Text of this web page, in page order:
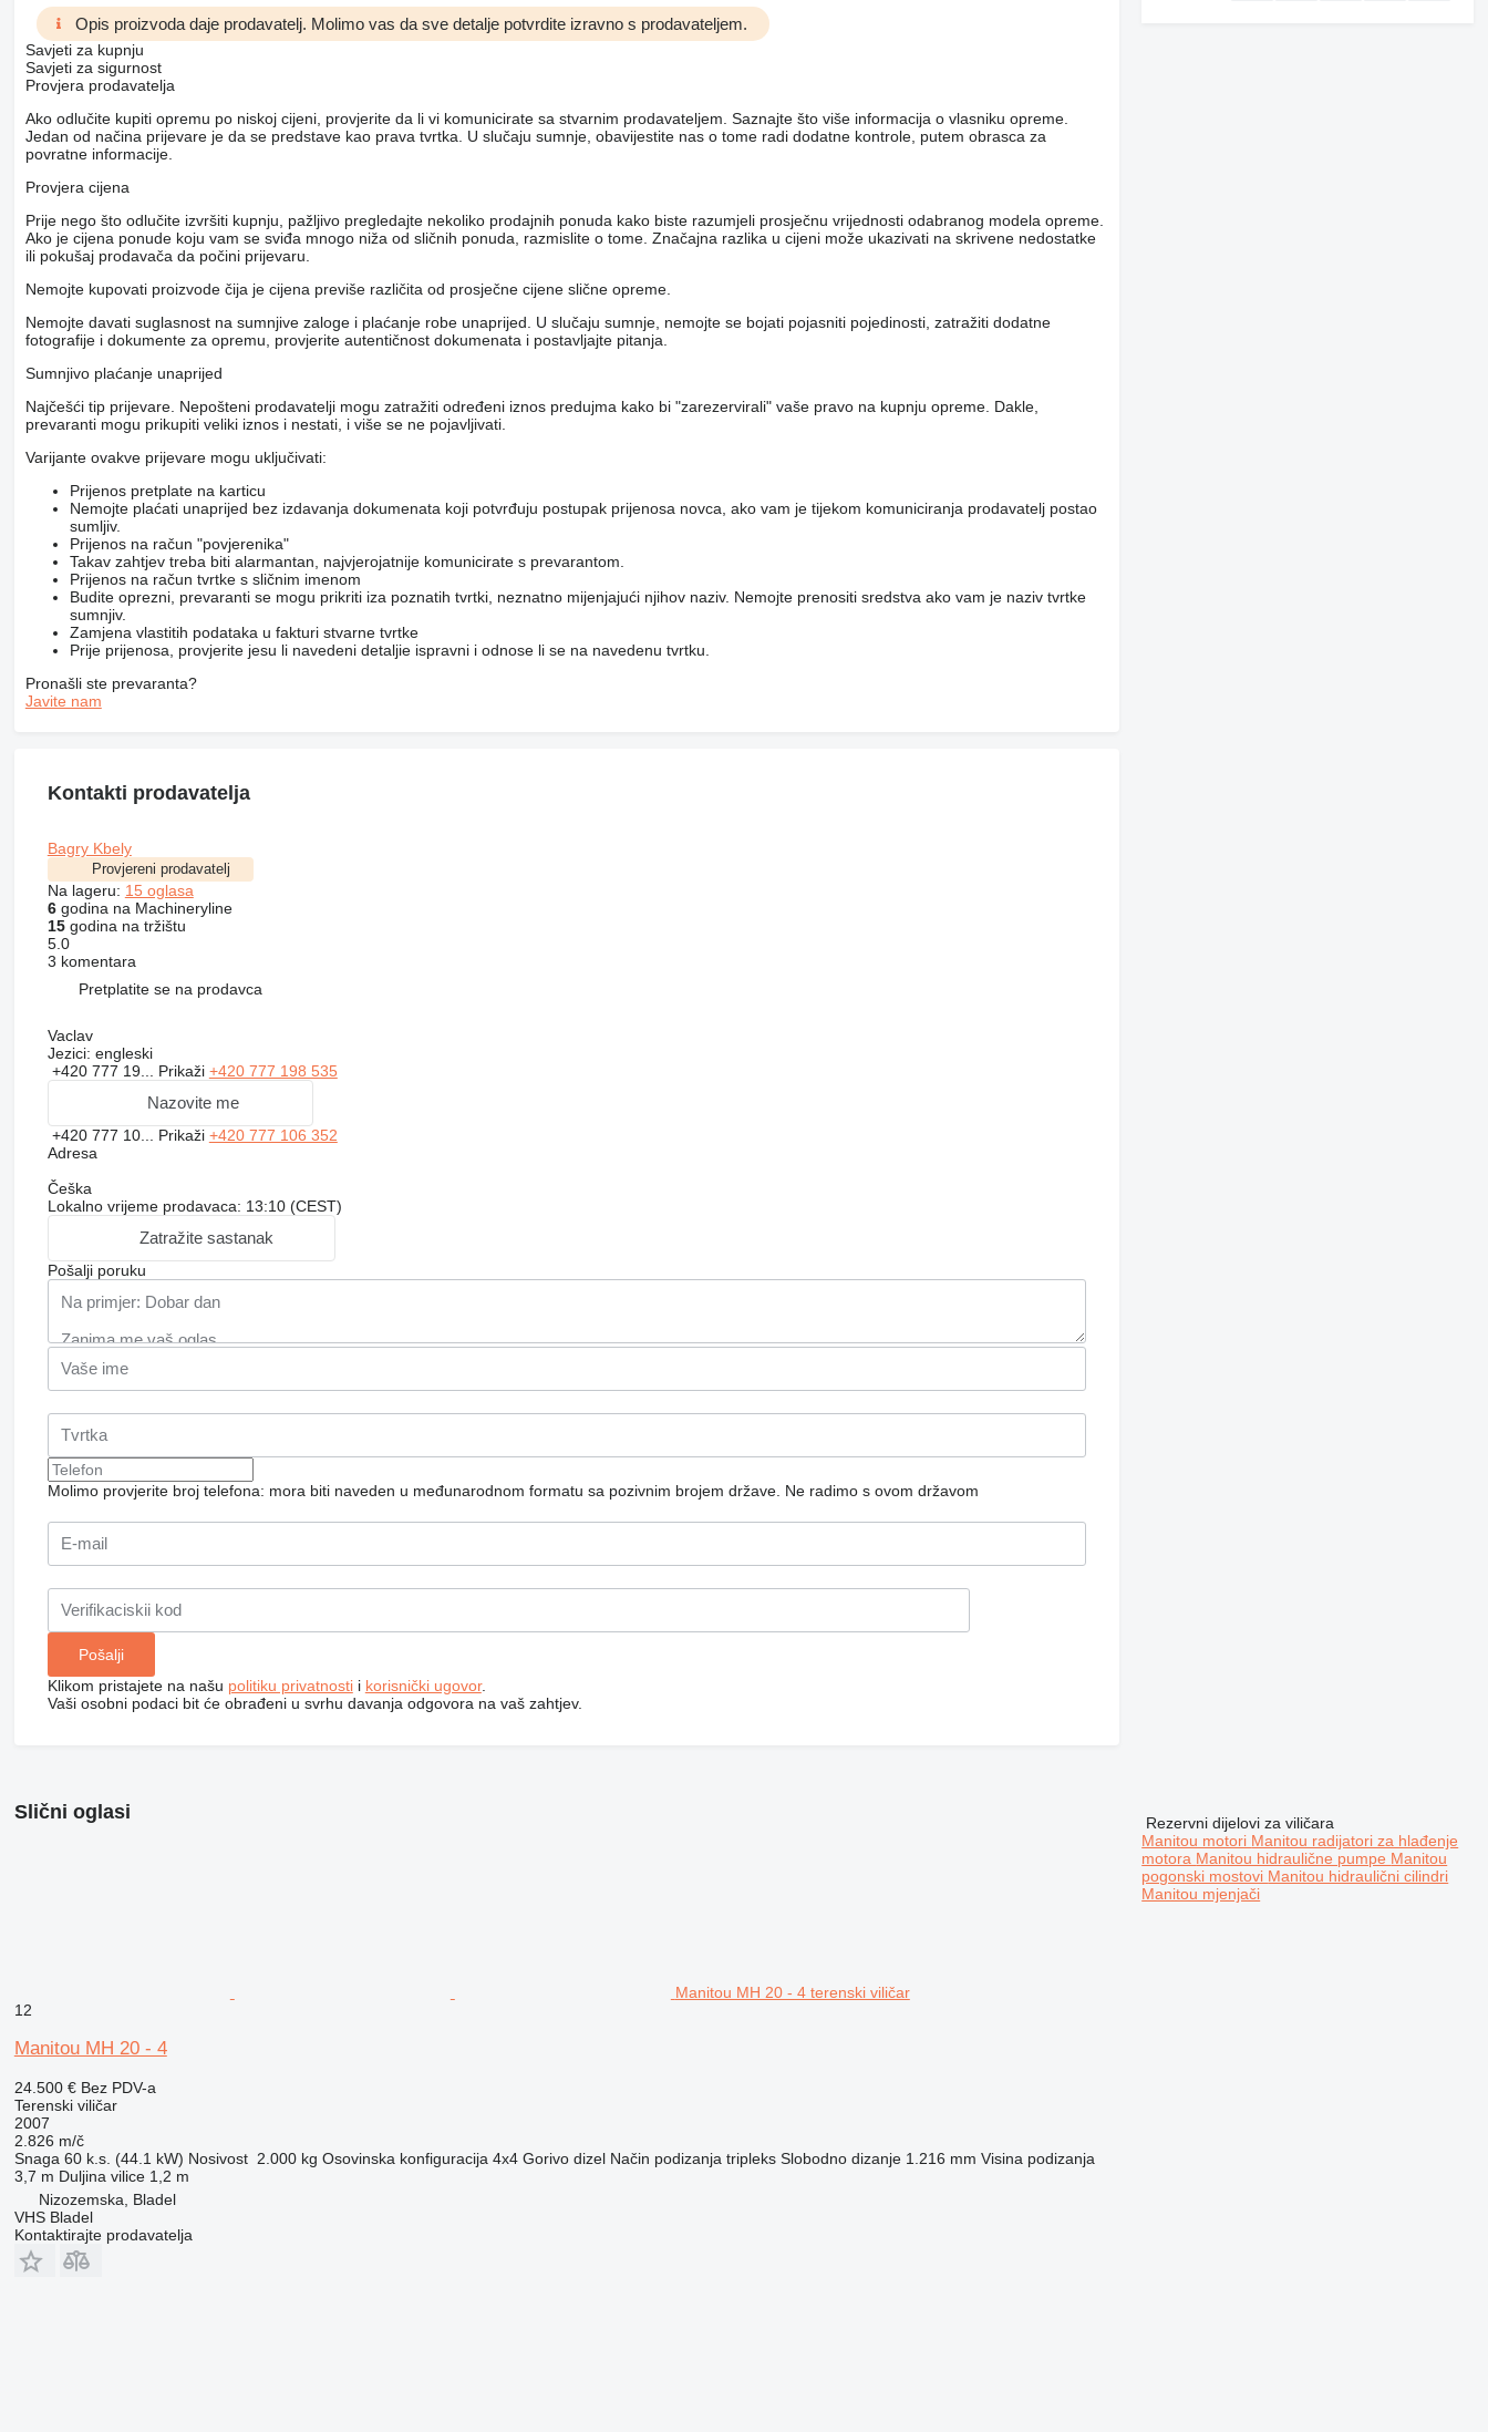
Opis proizvoda daje prodavatelj. Molimo vas da sve detalje potvrdite izravno s prodavateljem.
Savjeti za kupnju
Savjeti za sigurnost
Provjera prodavatelja
Ako odlučite kupiti opremu po niskoj cijeni, provjerite da li vi komunicirate sa stvarnim prodavateljem. Saznajte što više informacija o vlasniku opreme.
Jedan od načina prijevare je da se predstave kao prava tvrtka. U slučaju sumnje, obavijestite nas o tome radi dodatne kontrole, putem obrasca za
povratne informacije.
Provjera cijena
Prije nego što odlučite izvršiti kupnju, pažljivo pregledajte nekoliko prodajnih ponuda kako biste razumjeli prosječnu vrijednosti odabranog modela opreme.
Ako je cijena ponude koju vam se sviđa mnogo niža od sličnih ponuda, razmislite o tome. Značajna razlika u cijeni može ukazivati ​​na skrivene nedostatke
ili pokušaj prodavača da počini prijevaru.
Nemojte kupovati proizvode čija je cijena previše različita od prosječne cijene slične opreme.
Nemojte davati suglasnost na sumnjive zaloge i plaćanje robe unaprijed. U slučaju sumnje, nemojte se bojati pojasniti pojedinosti, zatražiti dodatne
fotografije i dokumente za opremu, provjerite autentičnost dokumenata i postavljajte pitanja.
Sumnjivo plaćanje unaprijed
Najčešći tip prijevare. Nepošteni prodavatelji mogu zatražiti određeni iznos predujma kako bi "zarezervirali" vaše pravo na kupnju opreme. Dakle,
prevaranti mogu prikupiti veliki iznos i nestati, i više se ne pojavljivati.
Varijante ovakve prijevare mogu uključivati:
Prijenos pretplate na karticu
Nemojte plaćati unaprijed bez izdavanja dokumenata koji potvrđuju postupak prijenosa novca, ako vam je tijekom komuniciranja prodavatelj postao
sumljiv.
Prijenos na račun "povjerenika"
Takav zahtjev treba biti alarmantan, najvjerojatnije komunicirate s prevarantom.
Prijenos na račun tvrtke s sličnim imenom
Budite oprezni, prevaranti se mogu prikriti iza poznatih tvrtki, neznatno mijenjajući njihov naziv. Nemojte prenositi sredstva ako vam je naziv tvrtke
sumnjiv.
Zamjena vlastitih podataka u fakturi stvarne tvrtke
Prije prijenosa, provjerite jesu li navedeni detaljie ispravni i odnose li se na navedenu tvrtku.
Pronašli ste prevaranta?
Javite nam
Kontakti prodavatelja
Bagry Kbely
Provjereni prodavatelj
Na lageru: 15 oglasa
6godina na Machineryline
15godina na tržištu
5.0
3 komentara
Pretplatite se na prodavca
Vaclav
Jezici: engleski
+420 777 19... Prikaži +420 777 198 535
Nazovite me
+420 777 10... Prikaži +420 777 106 352
Adresa
Češka
Lokalno vrijeme prodavaca: 13:10 (CEST)
Zatražite sastanak
Pošalji poruku
Molimo provjerite broj telefona: mora biti naveden u međunarodnom formatu sa pozivnim brojem države. Ne radimo s ovom državom
Klikom pristajete na našu politiku privatnostii korisnički ugovor.
Vaši osobni podaci bit će obrađeni u svrhu davanja odgovora na vaš zahtjev.
Slični oglasi
Manitou MH 20 - 4 terenski viličar
12
Manitou MH 20 - 4
24.500 € Bez PDV-a
Terenski viličar
2007
2.826 m/č
Snaga 60 k.s. (44.1 kW) Nosivost 2.000 kg Osovinska konfiguracija 4x4 Gorivo dizel Način podizanja tripleks Slobodno dizanje 1.216 mm Visina podizanja
3,7 m Duljina vilice 1,2 m
Nizozemska, Bladel
VHS Bladel
Kontaktirajte prodavatelja
Rezervni dijelovi za viličara
Manitou motori Manitou radijatori za hlađenje
motora Manitou hidraulične pumpe Manitou
pogonski mostovi Manitou hidraulični cilindri
Manitou mjenjači